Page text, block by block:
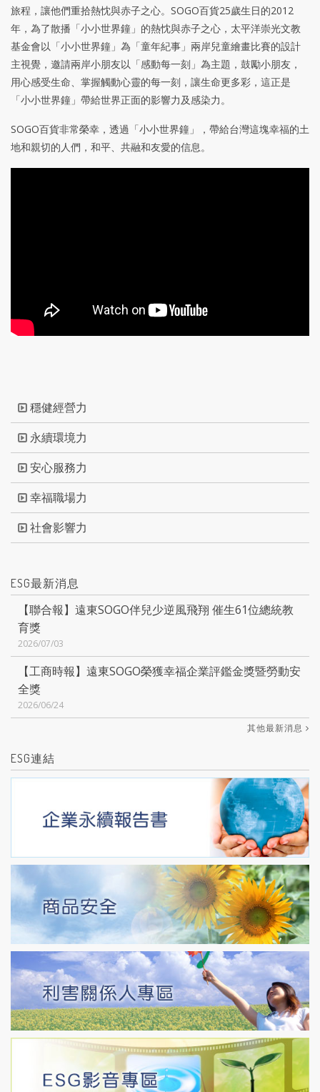
旅程，讓他們重拾熱忱與赤子之心。SOGO百貨25歲生日的2012
年，為了散播「小小世界鐘」的熱忱與赤子之心，太平洋崇光文教
基金會以「小小世界鐘」為「童年紀事」兩岸兒童繪畫比賽的設計
主視覺，邀請兩岸小朋友以「感動每一刻」為主題，鼓勵小朋友，
用心感受生命、掌握觸動心靈的每一刻，讓生命更多彩，這正是
「小小世界鐘」帶給世界正面的影響力及感染力。
SOGO百貨非常榮幸，透過「小小世界鐘」，帶給台灣這塊幸福的土
地和親切的人們，和平、共融和友愛的信息。
穩健經營力
永續環境力
安心服務力
幸福職場力
社會影響力
ESG最新消息
【聯合報】遠東SOGO伴兒少逆風飛翔 催生61位總統教
育獎
2026/07/03
【工商時報】遠東SOGO榮獲幸福企業評鑑金獎暨勞動安
全獎
2026/06/24
其他最新消息
ESG連結